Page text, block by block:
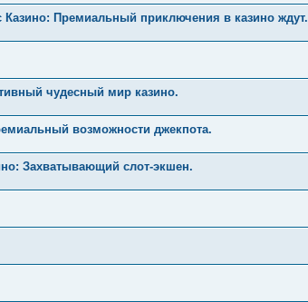
Казино: Премиальный приключения в казино ждут.
чудесный мир казино.
возможности джекпота.
Захватывающий слот-экшен.